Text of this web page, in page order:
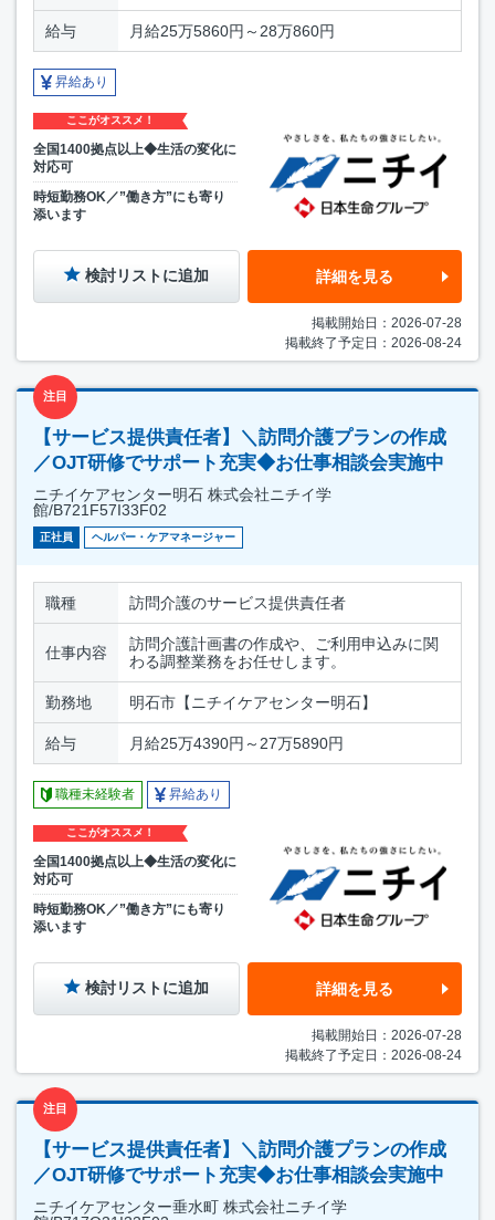
給与 月給25万5860円～28万860円
昇給あり
ここがオススメ！
全国1400拠点以上◆生活の変化に
対応可
時短勤務OK／”働き方”にも寄り
添います
検討リストに追加 詳細を見る
掲載開始日：2026-07-28
掲載終了予定日：2026-08-24
注目
【サービス提供責任者】＼訪問介護プランの作成
／OJT研修でサポート充実◆お仕事相談会実施中
ニチイケアセンター明石 株式会社ニチイ学
館/B721F57I33F02
正社員 ヘルパー・ケアマネージャー
職種 訪問介護のサービス提供責任者
仕事内容
訪問介護計画書の作成や、ご利用申込みに関
わる調整業務をお任せします。
勤務地 明石市【ニチイケアセンター明石】
給与 月給25万4390円～27万5890円
職種未経験者 昇給あり
ここがオススメ！
全国1400拠点以上◆生活の変化に
対応可
時短勤務OK／”働き方”にも寄り
添います
検討リストに追加 詳細を見る
掲載開始日：2026-07-28
掲載終了予定日：2026-08-24
注目
【サービス提供責任者】＼訪問介護プランの作成
／OJT研修でサポート充実◆お仕事相談会実施中
ニチイケアセンター垂水町 株式会社ニチイ学